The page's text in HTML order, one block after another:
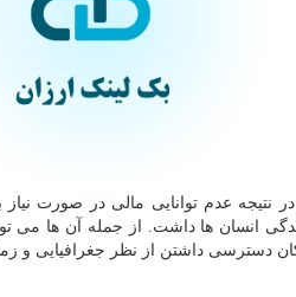
عدم توانایی مالی در صورت نیاز
انسان ها داشت. از جمله آن ها می
دسترسی داشتن از نظر جغرافیایی و